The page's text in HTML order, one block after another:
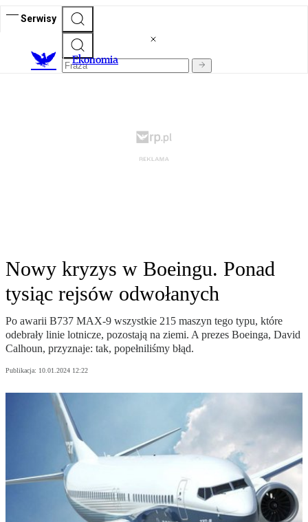
Serwisy
Ekonomia
Nowy kryzys w Boeingu. Ponad
tysiąc rejsów odwołanych
Po awarii B737 MAX-9 wszystkie 215 maszyn tego typu, które
odebrały linie lotnicze, pozostają na ziemi. A prezes Boeinga, David
Calhoun, przyznaje: tak, popełniliśmy błąd.
Publikacja: 10.01.2024 12:22